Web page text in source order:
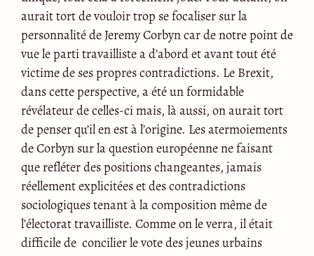
aurait tort de vouloir trop se focaliser sur la
personnalité de Jeremy Corbyn car de notre point de
vue le parti travailliste a d’abord et avant tout été
victime de ses propres contradictions. Le Brexit,
dans cette perspective, a été un formidable
révélateur de celles-ci mais, là aussi, on aurait tort
de penser qu’il en est à l’origine. Les atermoiements
de Corbyn sur la question européenne ne faisant
que refléter des positions changeantes, jamais
réellement explicitées et des contradictions
sociologiques tenant à la composition même de
l’électorat travailliste. Comme on le verra, il était
difficile de concilier le vote des jeunes urbains